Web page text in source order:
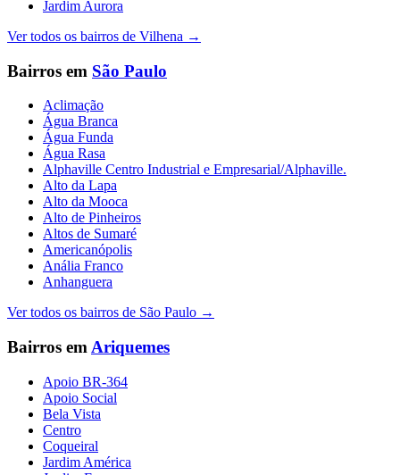
Jardim Aurora
Ver todos os bairros de Vilhena →
Bairros em São Paulo
Aclimação
Água Branca
Água Funda
Água Rasa
Alphaville Centro Industrial e Empresarial/Alphaville.
Alto da Lapa
Alto da Mooca
Alto de Pinheiros
Altos de Sumaré
Americanópolis
Anália Franco
Anhanguera
Ver todos os bairros de São Paulo →
Bairros em Ariquemes
Apoio BR-364
Apoio Social
Bela Vista
Centro
Coqueiral
Jardim América